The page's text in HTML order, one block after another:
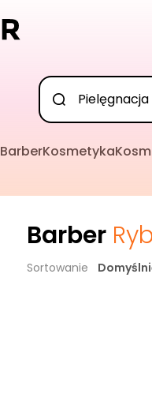
BarberKosmetyka
Barber
Sortowanie